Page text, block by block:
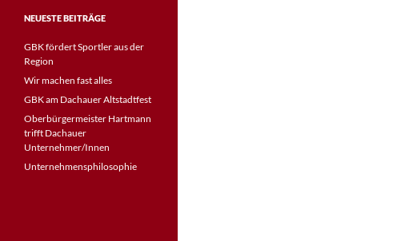
NEUESTE BEITRÄGE
GBK fördert Sportler aus der
Region
Wir machen fast alles
GBK am Dachauer Altstadtfest
Oberbürgermeister Hartmann
trifft Dachauer
Unternehmer/Innen
Unternehmensphilosophie